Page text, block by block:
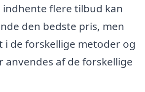
indhente flere tilbud kan
den bedste pris, men
i de forskellige metoder og
anvendes af de forskellige